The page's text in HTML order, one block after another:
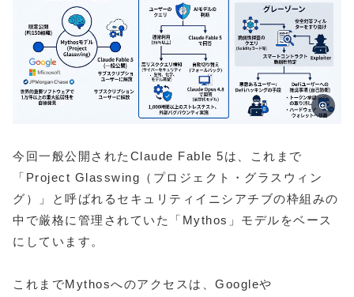
今回一般公開されたClaude Fable 5は、これまで
「Project Glasswing（プロジェクト・グラスウィン
グ）」と呼ばれるセキュリティイニシアチブの枠組みの
中で厳格に管理されていた「Mythos」モデルをベース
にしています。
これまでMythosへのアクセスは、Googleや